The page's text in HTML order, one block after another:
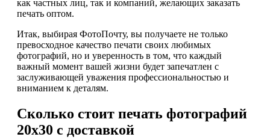
как частных лиц, так и компаний, желающих заказать
печать оптом.
Итак, выбирая ФотоПочту, вы получаете не только
превосходное качество печати своих любимых
фотографий, но и уверенность в том, что каждый
важный момент вашей жизни будет запечатлен с
заслуживающей уважения профессиональностью и
вниманием к деталям.
Сколько стоит печать фотографий
20х30 с доставкой